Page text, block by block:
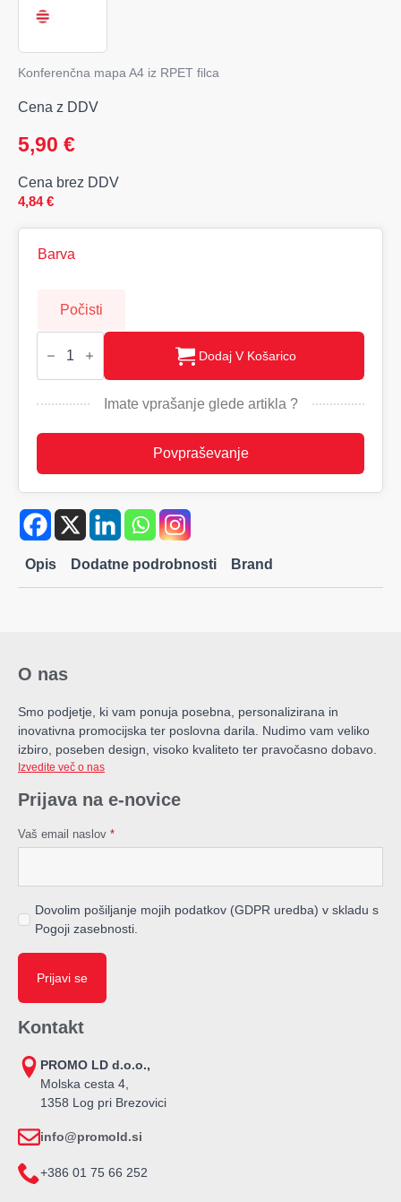
Konferenčna mapa A4 iz RPET filca
Cena z DDV
5,90 €
Cena brez DDV
4,84€
Barva
Počisti
FELTNOTE
Konferenčna
iz
količina
Dodaj V Košarico
Imate vprašanje glede artikla ?
Povpraševanje
Opis Dodatne podrobnosti Brand
O nas
Smo podjetje, ki vam ponuja posebna, personalizirana in
inovativna promocijska ter poslovna darila. Nudimo vam veliko
izbiro, poseben design, visoko kvaliteto ter pravočasno dobavo.
Izvedite več o nas
Prijava na e-novice
Vaš email naslov *
Dovolim pošiljanje mojih podatkov (GDPR uredba) v skladu s
Pogoji zasebnosti.
Prijavi se
Kontakt
PROMO LD d.o.o.,
Molska cesta 4,
1358 Log pri Brezovici
info@promold.si
+386 01 75 66 252